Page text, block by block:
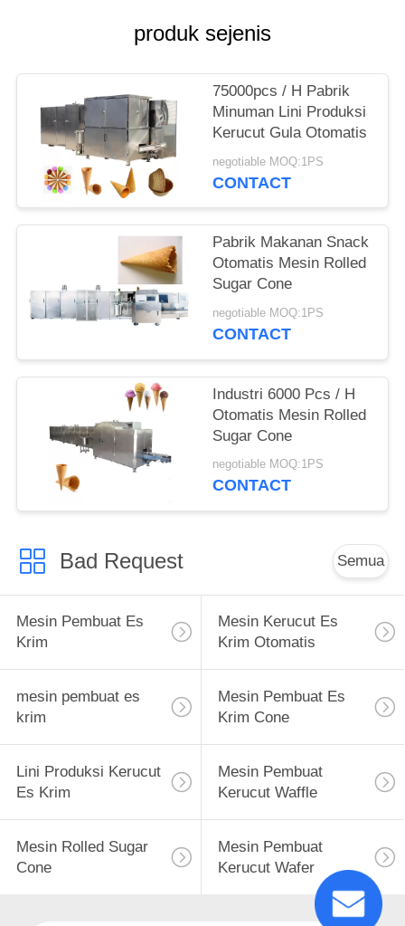
produk sejenis
75000pcs / H Pabrik
Minuman Lini Produksi
Kerucut Gula Otomatis
negotiable MOQ:1PS
CONTACT
Pabrik Makanan Snack
Otomatis Mesin Rolled
Sugar Cone
negotiable MOQ:1PS
CONTACT
Industri 6000 Pcs / H
Otomatis Mesin Rolled
Sugar Cone
negotiable MOQ:1PS
CONTACT
Bad Request Semua
Mesin Pembuat Es
Krim
Mesin Kerucut Es
Krim Otomatis
mesin pembuat es
krim
Mesin Pembuat Es
Krim Cone
Lini Produksi Kerucut
Es Krim
Mesin Pembuat
Kerucut Waffle
Mesin Rolled Sugar
Cone
Mesin Pembuat
Kerucut Wafer